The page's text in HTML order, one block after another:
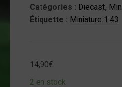
Catégories : Diecast,
Étiquette : Miniature 1:43
14,90€
2 en stock